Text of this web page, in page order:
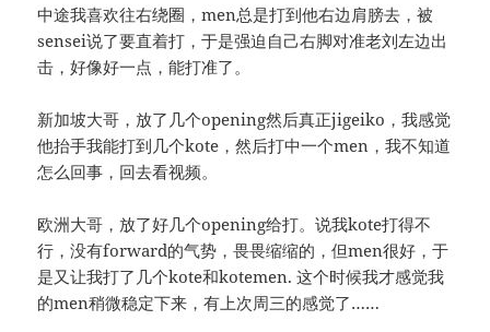
中途我喜欢往右绕圈，men总是打到他右边肩膀去，被
sensei说了要直着打，于是强迫自己右脚对准老刘左边出
击，好像好一点，能打准了。
新加坡大哥，放了几个opening然后真正jigeiko，我感觉
他抬手我能打到几个kote，然后打中一个men，我不知道
怎么回事，回去看视频。
欧洲大哥，放了好几个opening给打。说我kote打得不
行，没有forward的气势，畏畏缩缩的，但men很好，于
是又让我打了几个kote和kotemen. 这个时候我才感觉我
的men稍微稳定下来，有上次周三的感觉了……